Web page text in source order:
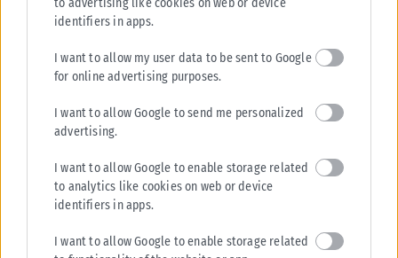
identifiers in apps.
I want to allow my user data to be sent to Google
for online advertising purposes.
I want to allow Google to send me personalized
advertising.
I want to allow Google to enable storage related
to analytics like cookies on web or device
identifiers in apps.
I want to allow Google to enable storage related
Από σήμερα, 3 Αυγούστου, οι παλαιού τύπου «μπλε» αστυνομικές
εξωτερικό, με...
03/08/2026